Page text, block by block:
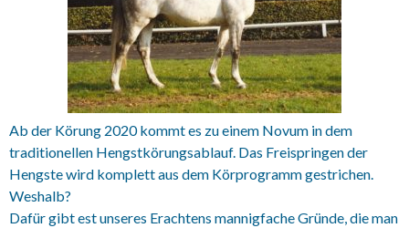
Ab der Körung 2020 kommt es zu einem Novum in dem
traditionellen Hengstkörungsablauf. Das Freispringen der
Hengste wird komplett aus dem Körprogramm gestrichen.
Weshalb?
Dafür gibt est unseres Erachtens mannigfache Gründe, die man